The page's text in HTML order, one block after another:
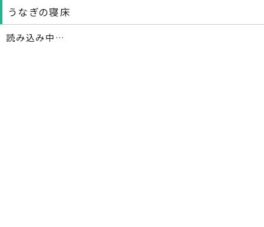
うなぎの寝床
読み込み中…